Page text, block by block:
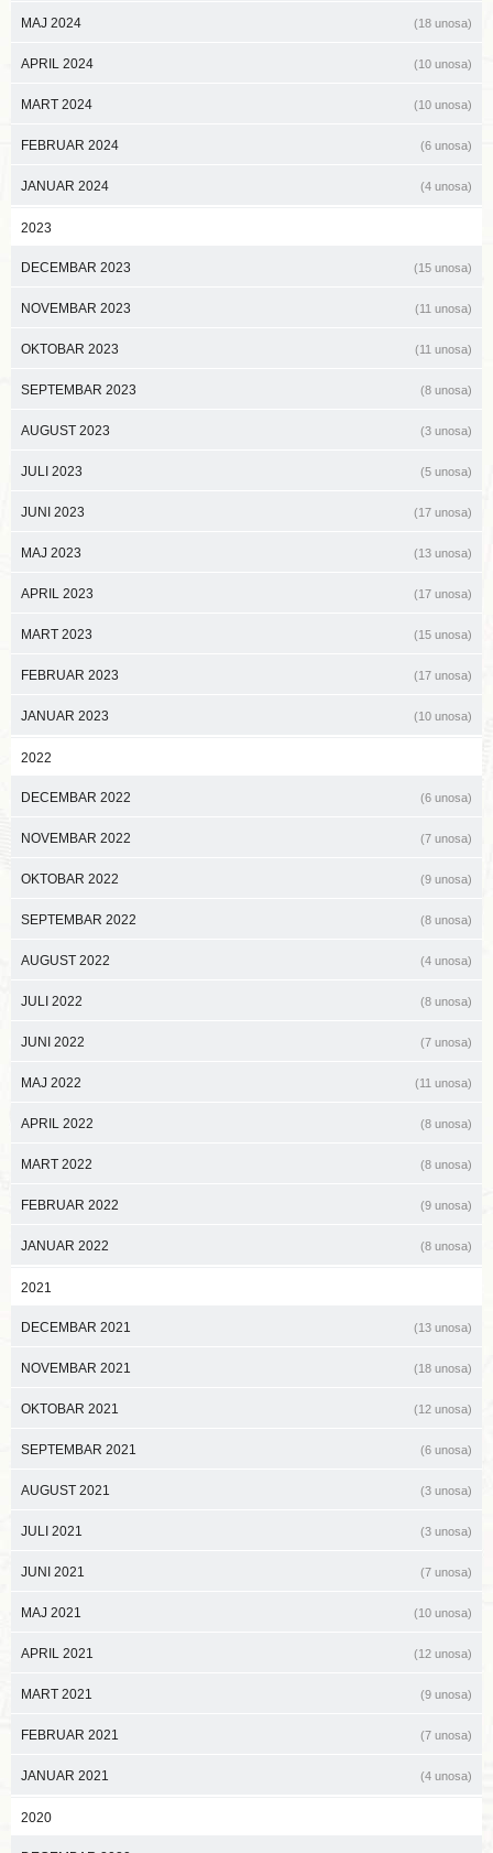
MAJ 2024 (18 unosa)
APRIL 2024 (10 unosa)
MART 2024 (10 unosa)
FEBRUAR 2024 (6 unosa)
JANUAR 2024 (4 unosa)
2023
DECEMBAR 2023 (15 unosa)
NOVEMBAR 2023 (11 unosa)
OKTOBAR 2023 (11 unosa)
SEPTEMBAR 2023 (8 unosa)
AUGUST 2023 (3 unosa)
JULI 2023 (5 unosa)
JUNI 2023 (17 unosa)
MAJ 2023 (13 unosa)
APRIL 2023 (17 unosa)
MART 2023 (15 unosa)
FEBRUAR 2023 (17 unosa)
JANUAR 2023 (10 unosa)
2022
DECEMBAR 2022 (6 unosa)
NOVEMBAR 2022 (7 unosa)
OKTOBAR 2022 (9 unosa)
SEPTEMBAR 2022 (8 unosa)
AUGUST 2022 (4 unosa)
JULI 2022 (8 unosa)
JUNI 2022 (7 unosa)
MAJ 2022 (11 unosa)
APRIL 2022 (8 unosa)
MART 2022 (8 unosa)
FEBRUAR 2022 (9 unosa)
JANUAR 2022 (8 unosa)
2021
DECEMBAR 2021 (13 unosa)
NOVEMBAR 2021 (18 unosa)
OKTOBAR 2021 (12 unosa)
SEPTEMBAR 2021 (6 unosa)
AUGUST 2021 (3 unosa)
JULI 2021 (3 unosa)
JUNI 2021 (7 unosa)
MAJ 2021 (10 unosa)
APRIL 2021 (12 unosa)
MART 2021 (9 unosa)
FEBRUAR 2021 (7 unosa)
JANUAR 2021 (4 unosa)
2020